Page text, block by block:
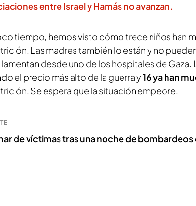
entre Israel y Hamás no avanzan.
tiempo, hemos visto cómo trece niños han
Las madres también lo están y no
lamentan desde uno de los hospitales de Gaza.
el precio más alto de la guerra y16 ya han
Se espera que la situación empeore.
de víctimas tras una noche de bombardeos